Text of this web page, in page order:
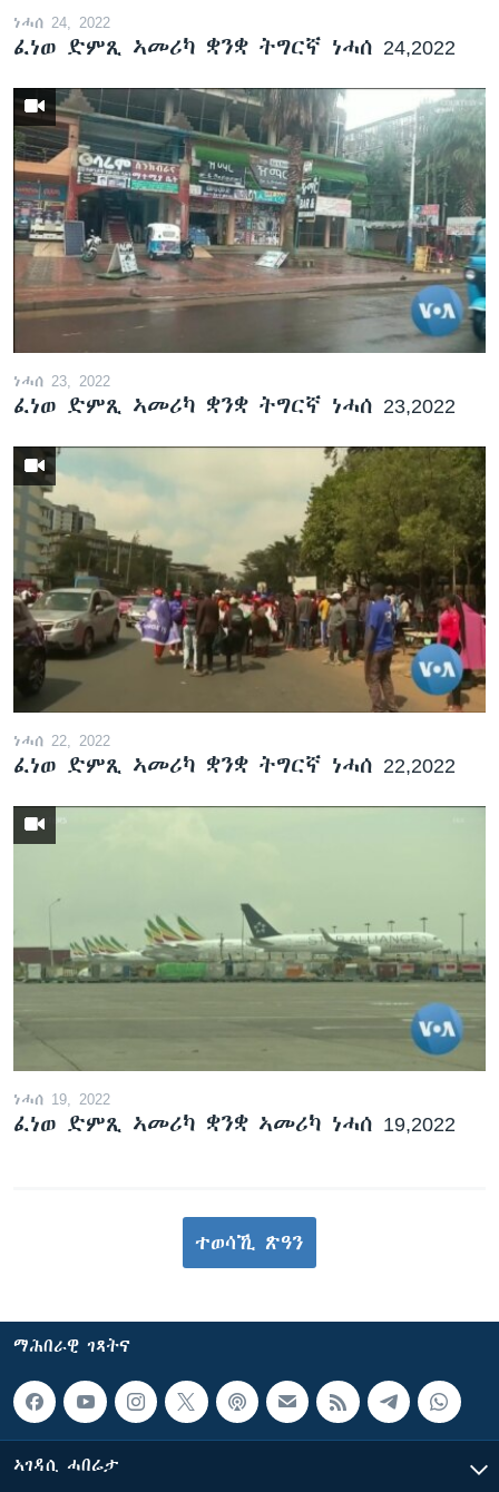
ነሓሰ 24, 2022
ፈነወ ድምጺ ኣመሪካ ቋንቋ ትግርኛ ነሓሰ 24,2022
ነሓሰ 23, 2022
ፈነወ ድምጺ ኣመሪካ ቋንቋ ትግርኛ ነሓሰ 23,2022
ነሓሰ 22, 2022
ፈነወ ድምጺ ኣመሪካ ቋንቋ ትግርኛ ነሓሰ 22,2022
ነሓሰ 19, 2022
ፈነወ ድምጺ ኣመሪካ ቋንቋ ኣመሪካ ነሓሰ 19,2022
ተወሳኺ ጽዓን
ማሕበራዊ ገጻትና
ኣገዳሲ ሓበሬታ